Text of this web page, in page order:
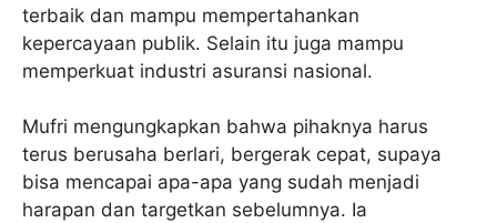
terbaik dan mampu mempertahankan
kepercayaan publik. Selain itu juga mampu
memperkuat industri asuransi nasional.
Mufri mengungkapkan bahwa pihaknya harus
terus berusaha berlari, bergerak cepat, supaya
bisa mencapai apa-apa yang sudah menjadi
harapan dan targetkan sebelumnya. Ia